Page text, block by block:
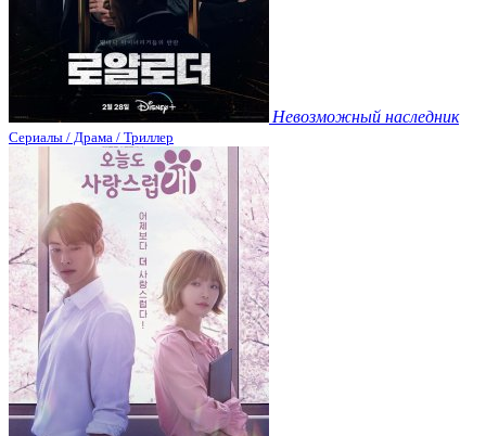
Невозможный наследник
Сериалы / Драма / Триллер